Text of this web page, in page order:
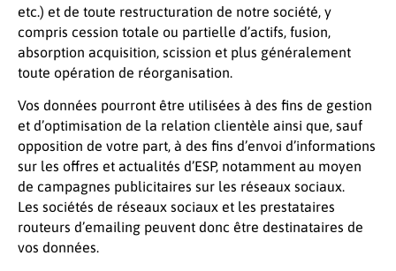
etc.) et de toute restructuration de notre société, y
compris cession totale ou partielle d’actifs, fusion,
absorption acquisition, scission et plus généralement
toute opération de réorganisation.
Vos données pourront être utilisées à des fins de gestion
et d’optimisation de la relation clientèle ainsi que, sauf
opposition de votre part, à des fins d’envoi d’informations
sur les offres et actualités d’ESP, notamment au moyen
de campagnes publicitaires sur les réseaux sociaux.
Les sociétés de réseaux sociaux et les prestataires
routeurs d’emailing peuvent donc être destinataires de
vos données.